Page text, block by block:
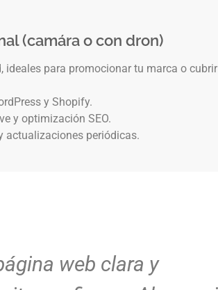
(camára o con dron)
ideales para promocionar tu marca o cubrir
y Shopify.
y optimización SEO.
actualizaciones periódicas.
como la imaginaba: